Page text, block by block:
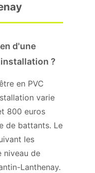
d'une
installation ?
en PVC
varie
800 euros
de battants. Le
les
niveau de
Lanthenay.